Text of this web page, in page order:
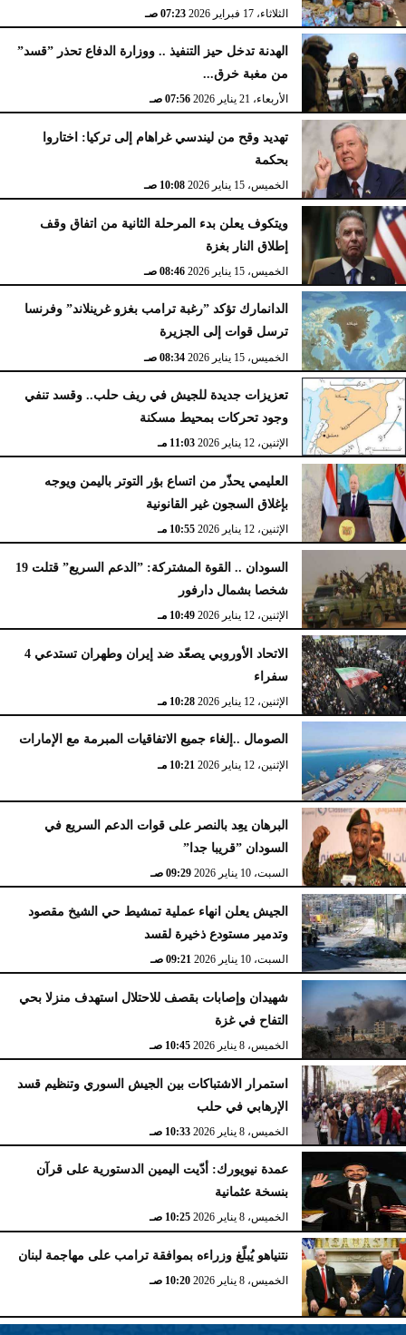
الثلاثاء، 17 فبراير 2026 07:23 صـ
الهدنة تدخل حيز التنفيذ .. ووزارة الدفاع تحذر ”قسد”
من مغبة خرق...
الأربعاء، 21 يناير 2026 07:56 صـ
تهديد وقح من ليندسي غراهام إلى تركيا: اختاروا
بحكمة
الخميس، 15 يناير 2026 10:08 صـ
ويتكوف يعلن بدء المرحلة الثانية من اتفاق وقف
إطلاق النار بغزة
الخميس، 15 يناير 2026 08:46 صـ
الدانمارك تؤكد ”رغبة ترامب بغزو غرينلاند” وفرنسا
ترسل قوات إلى الجزيرة
الخميس، 15 يناير 2026 08:34 صـ
تعزيزات جديدة للجيش في ريف حلب.. وقسد تنفي
وجود تحركات بمحيط مسكنة
الإثنين، 12 يناير 2026 11:03 مـ
العليمي يحذّر من اتساع بؤر التوتر باليمن ويوجه
بإغلاق السجون غير القانونية
الإثنين، 12 يناير 2026 10:55 مـ
السودان .. القوة المشتركة: ”الدعم السريع” قتلت 19
شخصا بشمال دارفور
الإثنين، 12 يناير 2026 10:49 مـ
الاتحاد الأوروبي يصعّد ضد إيران وطهران تستدعي 4
سفراء
الإثنين، 12 يناير 2026 10:28 مـ
الصومال ..إلغاء جميع الاتفاقيات المبرمة مع الإمارات
الإثنين، 12 يناير 2026 10:21 مـ
البرهان يعِد بالنصر على قوات الدعم السريع في
السودان ”قريبا جدا”
السبت، 10 يناير 2026 09:29 صـ
الجيش يعلن انهاء عملية تمشيط حي الشيخ مقصود
وتدمير مستودع ذخيرة لقسد
السبت، 10 يناير 2026 09:21 صـ
شهيدان وإصابات بقصف للاحتلال استهدف منزلا بحي
التفاح في غزة
الخميس، 8 يناير 2026 10:45 صـ
استمرار الاشتباكات بين الجيش السوري وتنظيم قسد
الإرهابي في حلب
الخميس، 8 يناير 2026 10:33 صـ
عمدة نيويورك: أدّيت اليمين الدستورية على قرآن
بنسخة عثمانية
الخميس، 8 يناير 2026 10:25 صـ
نتنياهو يُبلّغ وزراءه بموافقة ترامب على مهاجمة لبنان
الخميس، 8 يناير 2026 10:20 صـ